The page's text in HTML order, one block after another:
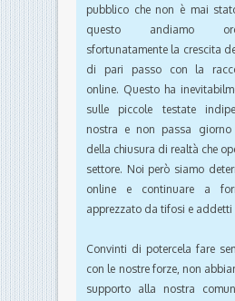
pubblico che non è mai
questo andiamo
sfortunatamente la crescita
di pari passo con la
online. Questo ha
sulle piccole testate
nostra e non passa
della chiusura di realtà che
settore. Noi però siamo
online e continuare a
apprezzato da tifosi e addetti
Convinti di potercela fare
con le nostre forze, non
supporto alla nostra